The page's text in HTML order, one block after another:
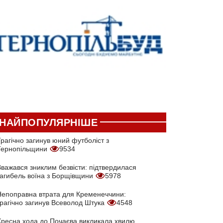
загинув юний футболіст з
9534
зниклим безвісти: підтвердилася
воїна з Борщівщини
5978
втрата для Кременеччини:
загинув Всеволод Штука
4548
хода до Почаєва викликала хвилю